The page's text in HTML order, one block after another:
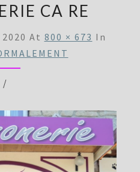
CA RE
At 800 × 673 In
/